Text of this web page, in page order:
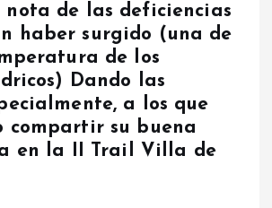
nota de las deficiencias
haber surgido (una de
de los
Dando las
a los que
compartir su buena
en la II Trail Villa de